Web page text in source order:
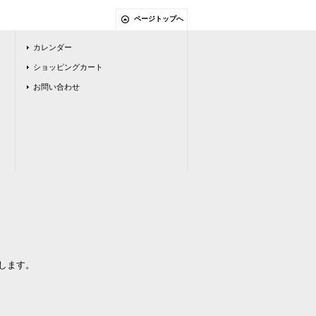
ページトップへ
カレンダー
ショッピングカート
お問い合わせ
ます。